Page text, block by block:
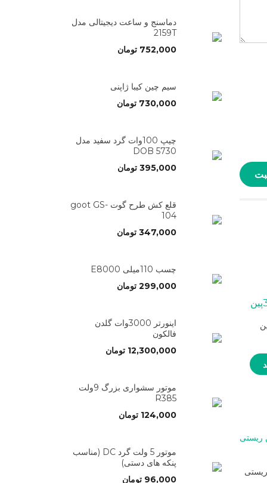
6پین ریستی
دماسنج و ساعت دیجیتالی مدل
2159T
752,000 تومان
سیم چین کیبا ژاپنی
730,000 تومان
چیپ 100وات گرد سفید مدل
5730 DOB
395,000 تومان
قلع کش طرح گوت goot GS-
104
347,000 تومان
چسب 110میلی E8000
299,000 تومان
اینورتر 3000وات گلدن
فالکون
12,300,000 تومان
موتور سشواری بزرگ 9ولت
R385
124,000 تومان
موتور 5 ولت گرد DC (مناسب
پنکه های دستی)
96,000 تومان